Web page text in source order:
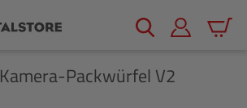
Kamera-Packwürfel V2